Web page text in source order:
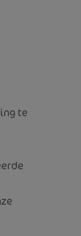
te